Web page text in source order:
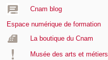
Cnam blog
Espace numérique de formation
La boutique du Cnam
Musée des arts et métiers